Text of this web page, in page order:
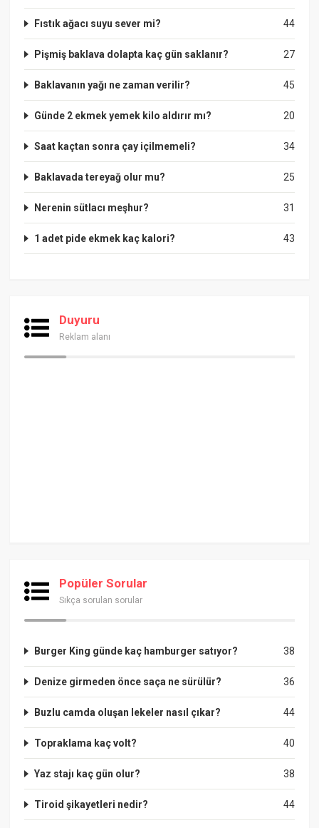
44
Fıstık ağacı suyu sever mi?
27
Pişmiş baklava dolapta kaç gün saklanır?
45
Baklavanın yağı ne zaman verilir?
20
Günde 2 ekmek yemek kilo aldırır mı?
34
Saat kaçtan sonra çay içilmemeli?
25
Baklavada tereyağ olur mu?
31
Nerenin sütlacı meşhur?
43
1 adet pide ekmek kaç kalori?
Duyuru
Reklam alanı
Popüler Sorular
Sıkça sorulan sorular
38
Burger King günde kaç hamburger satıyor?
36
Denize girmeden önce saça ne sürülür?
44
Buzlu camda oluşan lekeler nasıl çıkar?
40
Topraklama kaç volt?
38
Yaz stajı kaç gün olur?
44
Tiroid şikayetleri nedir?